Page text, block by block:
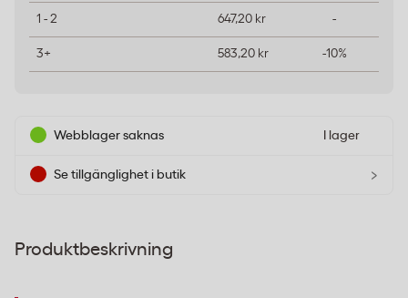
1 - 2 647,20 kr -
3+ 583,20 kr -10%
Webblager saknas I lager
Se tillgänglighet i butik ›
Produktbeskrivning